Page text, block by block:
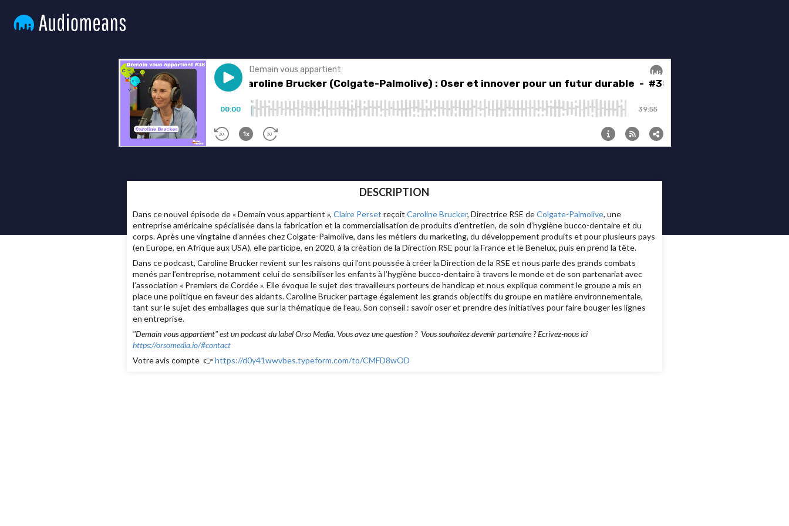
DESCRIPTION
Dans ce nouvel épisode de « Demain vous appartient », Claire Perset reçoit Caroline Brucker, Directrice RSE deColgate-Palmolive, une
entreprise américaine spécialisée dans la fabrication et la commercialisation de produits d’entretien, de soin d’hygiène bucco-dentaire et du
corps. Après une vingtaine d’années chez Colgate-Palmolive, dans les métiers du marketing, du développement produits et pour plusieurs pays
(en Europe, en Afrique aux USA), elle participe, en 2020, à la création de la Direction RSE pour la France et le Benelux, puis en prend la tête.
Dans ce podcast, Caroline Brucker revient sur les raisons qui l’ont poussée à créer la Direction de la RSE et nous parle des grands combats
menés par l’entreprise, notamment celui de sensibiliser les enfants à l’hygiène bucco-dentaire à travers le monde et de son partenariat avec
l’association « Premiers de Cordée ». Elle évoque le sujet des travailleurs porteurs de handicap et nous explique comment le groupe a mis en
place une politique en faveur des aidants. Caroline Brucker partage également les grands objectifs du groupe en matière environnementale,
tant sur le sujet des emballages que sur la thématique de l’eau. Son conseil : savoir oser et prendre des initiatives pour faire bouger les lignes
en entreprise.
"Demain vous appartient" est un podcast du label Orso Media. Vous avez une question ? Vous souhaitez devenir partenaire ? Ecrivez-nous ici
https://orsomedia.io/#contact
Votre avis compte 👉https://d0y41wwvbes.typeform.com/to/CMFD8wOD